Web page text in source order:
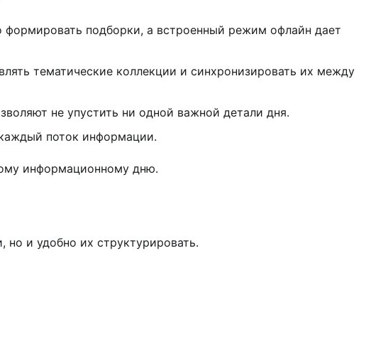
подборки, а встроенный режим офлайн дает
тематические коллекции и синхронизировать их между
не упустить ни одной важной детали дня.
поток информации.
информационному дню.
но и удобно их структурировать.